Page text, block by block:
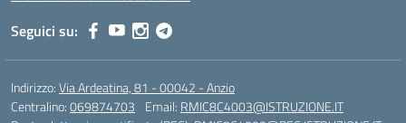
Seguici su:
Indirizzo:Via Ardeatina, 81 - 00042 - Anzio
Centralino:069874703 Email: RMIC8C4003@ISTRUZIONE.IT